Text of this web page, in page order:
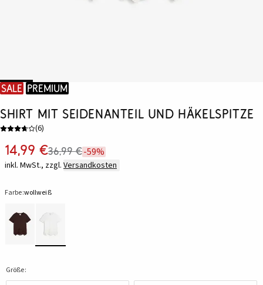
SALE Premium
Shirt mit Seidenanteil und Häkelspitze
(6)
14,99 €36,99 €-59%
inkl. MwSt., zzgl. Versandkosten
Farbe:wollweiß
Größe: